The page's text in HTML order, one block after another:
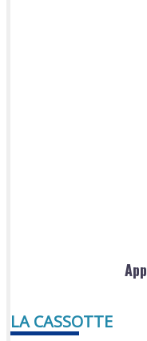
LA CASSOTTE